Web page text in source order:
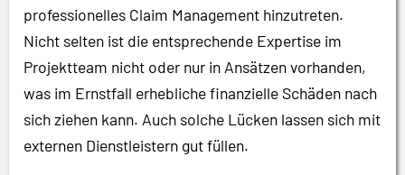
professionelles Claim Management hinzutreten.
Nicht selten ist die entsprechende Expertise im
Projektteam nicht oder nur in Ansätzen vorhanden,
was im Ernstfall erhebliche finanzielle Schäden nach
sich ziehen kann. Auch solche Lücken lassen sich mit
externen Dienstleistern gut füllen.